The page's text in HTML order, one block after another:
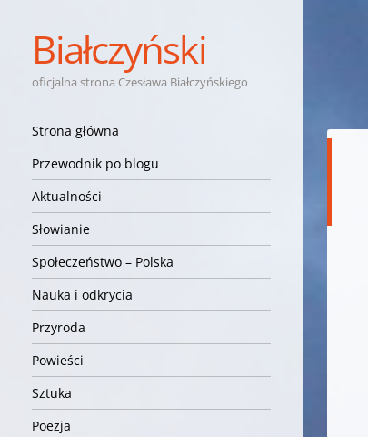
Białczyński
oficjalna strona Czesława Białczyńskiego
Nawigacja
Przejdź do treści
Strona główna
Przewodnik po blogu
Aktualności
Słowianie
Społeczeństwo – Polska
Nauka i odkrycia
Przyroda
Powieści
Sztuka
Poezja